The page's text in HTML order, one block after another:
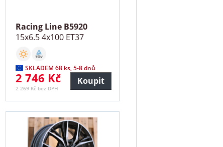
Racing Line B5920
15x6.5 4x100 ET37
SKLADEM 68 ks, 5-8 dnů
2 746 Kč
2 269 Kč bez DPH
Koupit